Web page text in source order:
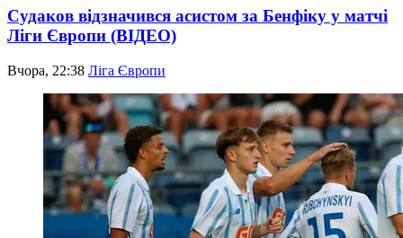
Судаков відзначився асистом за Бенфіку у матчі
Ліги Європи (ВІДЕО)
Вчора, 22:38 Ліга Європи